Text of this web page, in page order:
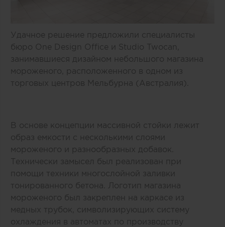
Удачное решение предложили специалисты
бюро One Design Office и Studio Twocan,
занимавшиеся дизайном небольшого магазина
мороженого, расположенного в одном из
торговых центров Мельбурна (Австралия).
В основе концепции массивной стойки лежит
образ емкости с несколькими слоями
мороженого и разнообразных добавок.
Технически замысел был реализован при
помощи техники многослойной заливки
тонированного бетона. Логотип магазина
мороженого был закреплен на каркасе из
медных трубок, символизирующих систему
охлаждения в автоматах по производству